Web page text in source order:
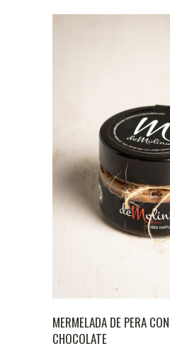
MERMELADA DE PERA CON
CHOCOLATE